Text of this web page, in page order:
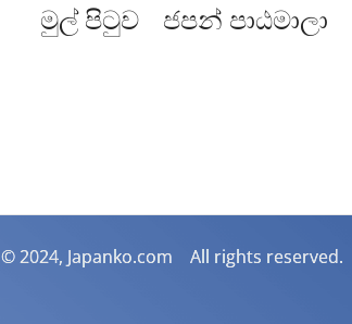
මුල් පිටුව​ ජපන් පාඨමාලා
© 2024, Japanko.com All rights reserved.